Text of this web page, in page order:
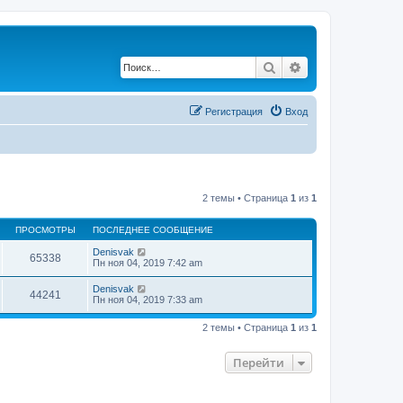
Поиск
Вход
Регистрация
2 темы • Страница 1 из 1
ПРОСМОТРЫ ПОСЛЕДНЕЕ СООБЩЕНИЕ
65338
Denisvak
Пн ноя 04, 2019 7:42 am
44241
Denisvak
Пн ноя 04, 2019 7:33 am
2 темы • Страница 1 из 1
Перейти